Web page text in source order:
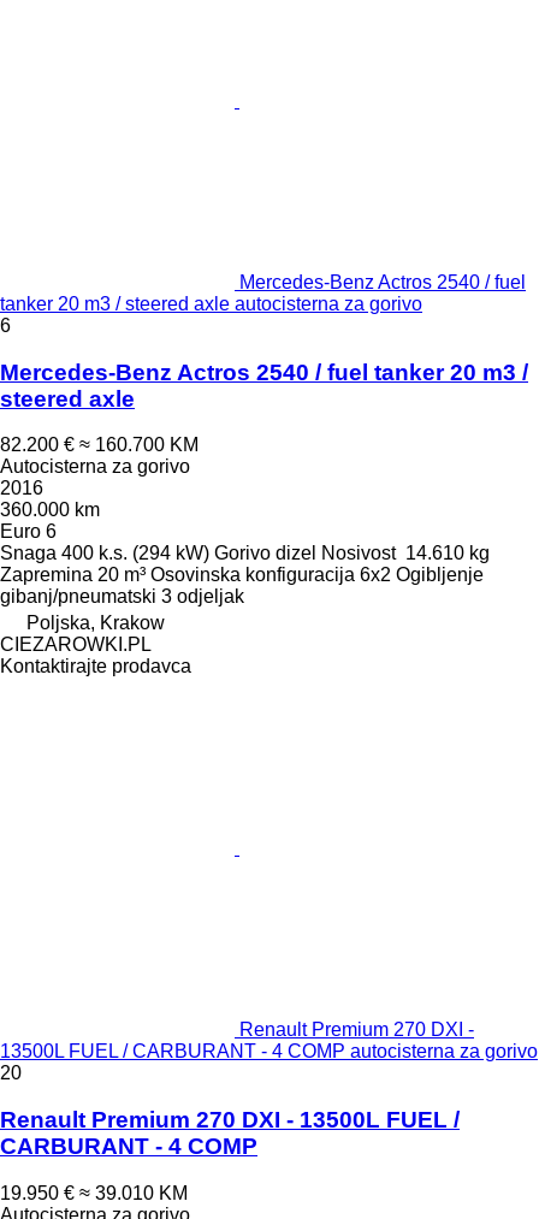
Mercedes-Benz Actros 2540 / fuel
tanker 20 m3 / steered axle autocisterna za gorivo
6
Mercedes-Benz Actros 2540 / fuel tanker 20 m3 /
steered axle
82.200 € ≈ 160.700 KM
Autocisterna za gorivo
2016
360.000 km
Euro 6
Snaga 400 k.s. (294 kW) Gorivo dizel Nosivost 14.610 kg
Zapremina 20 m³ Osovinska konfiguracija 6x2 Ogibljenje
gibanj/pneumatski 3 odjeljak
Poljska, Krakow
CIEZAROWKI.PL
Kontaktirajte prodavca
Renault Premium 270 DXI -
13500L FUEL / CARBURANT - 4 COMP autocisterna za gorivo
20
Renault Premium 270 DXI - 13500L FUEL /
CARBURANT - 4 COMP
19.950 € ≈ 39.010 KM
Autocisterna za gorivo